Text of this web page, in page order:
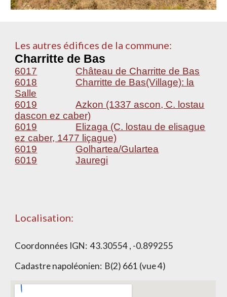
Les autres édifices de la commune:
Charritte de Bas
6017
Château de Charritte de Bas
6018
Charritte de Bas(Village): la
Salle
6019
Azkon (1337 ascon, C. lostau
dascon ez caber)
6019
Elizaga (C. lostau de elisague
ez caber, 1477 liçague)
6019
Golhartea/Gulartea
6019
Jauregi
Localisation:
Coordonnées IGN: 43.30554 , -0.899255
Cadastre napoléonien: B(2) 661 (vue 4)